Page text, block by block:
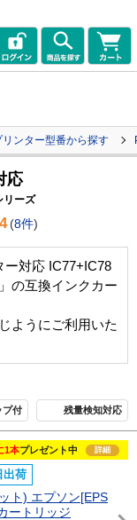
ンター型番から探す
応
リーズ
(8件)
ー対応 IC77+IC78
の互換インクカー
ようにご利用いた
プ付 残量検知対応
1本プレゼント中 詳細
出荷
ト) エプソン[EPS
ートリッジ